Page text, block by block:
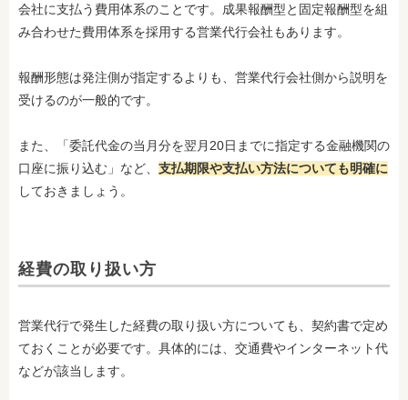
会社に支払う費用体系のことです。成果報酬型と固定報酬型を組
み合わせた費用体系を採用する営業代行会社もあります。
報酬形態は発注側が指定するよりも、営業代行会社側から説明を
受けるのが一般的です。
また、「委託代金の当月分を翌月20日までに指定する金融機関の
口座に振り込む」など、 支払期限や支払い方法についても明確に
しておきましょう。
経費の取り扱い方
営業代行で発生した経費の取り扱い方についても、契約書で定め
ておくことが必要です。具体的には、交通費やインターネット代
などが該当します。